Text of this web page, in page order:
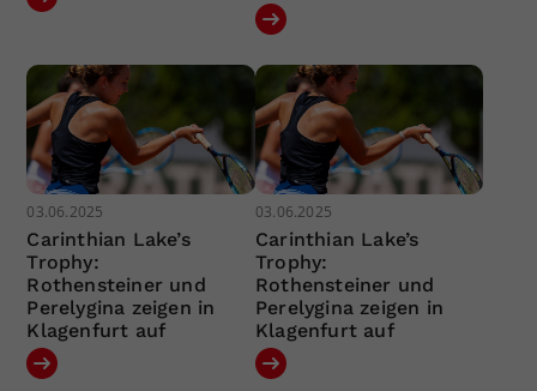
03.06.2025
Carinthian Lake’s
Trophy:
Rothensteiner und
Perelygina zeigen in
Klagenfurt auf
03.06.2025
Carinthian Lake’s
Trophy:
Rothensteiner und
Perelygina zeigen in
Klagenfurt auf